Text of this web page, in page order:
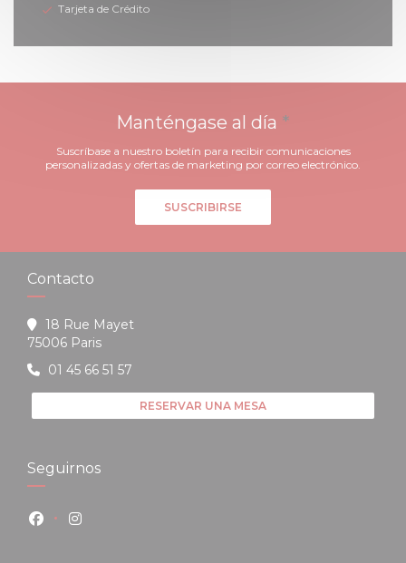
Tarjeta de Crédito
Manténgase al día *
Suscríbase a nuestro boletín para recibir comunicaciones
personalizadas y ofertas de marketing por correo electrónico.
SUSCRIBIRSE
Contacto
18 Rue Mayet
75006 Paris((abre en una nueva ventana))
01 45 66 51 57
RESERVAR UNA MESA
Seguirnos
Facebook ((abre en una nueva ventana))
Instagram ((abre en una nueva ventana))